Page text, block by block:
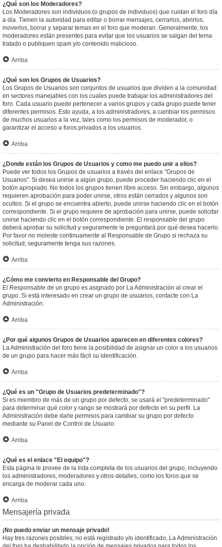
¿Qué son los Moderadores?
Los Moderadores son individuos (o grupos de individuos) que cuidan el foro día
a día. Tienen la autoridad para editar o borrar mensajes, cerrarlos, abrirlos,
moverlos, borrar y separar temas en el foro que moderan. Generalmente, los
moderadores están presentes para evitar que los usuarios se salgan del tema
tratado o publiquen spam y/o contenido malicioso.
Arriba
¿Qué son los Grupos de Usuarios?
Los Grupos de Usuarios son conjuntos de usuarios que dividen a la comunidad
en sectores manejables con los cuales puede trabajar los administradores del
foro. Cada usuario puede pertenecer a varios grupos y cada grupo puede tener
diferentes permisos. Esto ayuda, a los administradores, a cambiar los permisos
de muchos usuarios a la vez, tales como los permisos de moderador, o
garantizar el acceso a foros privados a los usuarios.
Arriba
¿Donde están los Grupos de Usuarios y como me puedo unir a ellos?
Puede ver todos los Grupos de usuarios a través del enlace "Grupos de
Usuarios". Si desea unirse a algún grupo, puede proceder haciendo clic en el
botón apropiado. No todos los grupos tienen libre acceso. Sin embargo, algunos
requieren aprobación para poder unirse, otros están cerrados y algunos son
ocultos. Si el grupo se encuentra abierto, puede unirse haciendo clic en el botón
correspondiente. Si el grupo requiere de aprobación para unirse, puede solicitar
unirse haciendo clic en el botón correspondiente. El responsable del grupo
deberá aprobar su solicitud y seguramente le preguntará por qué desea hacerlo.
Por favor no moleste continuamente al Responsable de Grupo si rechaza su
solicitud; seguramente tenga sus razones.
Arriba
¿Cómo me convierto en Responsable del Grupo?
El Responsable de un grupo es asignado por La Administración al crear el
grupo. Si está interesado en crear un grupo de usuarios, contacte con La
Administración.
Arriba
¿Por qué algunos Grupos de Usuarios aparecen en diferentes colores?
La Administración del foro tiene la posibilidad de asignar un color a los usuarios
de un grupo para hacer más fácil su identificación.
Arriba
¿Qué es un "Grupo de Usuarios predeterminado"?
Si es miembro de más de un grupo por defecto, se usará el "predeterminado"
para determinar qué color y rango se mostrará por defecto en su perfil. La
Administración debe darle permisos para cambiar su grupo por defecto
mediante su Panel de Control de Usuario.
Arriba
¿Qué es el enlace "El equipo"?
Esta página le provee de la lista completa de los usuarios del grupo, incluyendo
los administradores, moderadores y otros detalles, como los foros que se
encarga de moderar cada uno.
Arriba
Mensajería privada
¡No puedo enviar un mensaje privado!
Hay tres razones posibles; no está registrado y/o identificado, La Administración